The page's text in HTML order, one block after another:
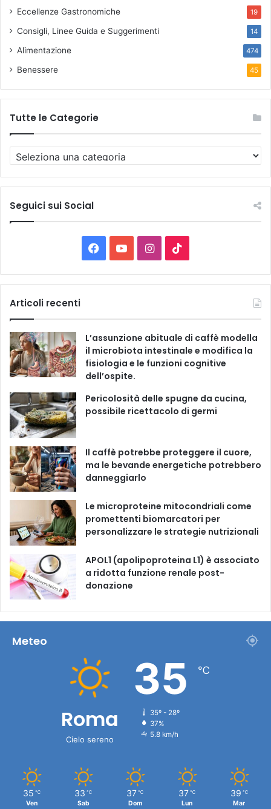
Eccellenze Gastronomiche 19
Consigli, Linee Guida e Suggerimenti 14
Alimentazione 474
Benessere 45
Tutte le Categorie
u
t
e
o
r
i
e
Seguici sui Social
a
e
b
o
o
k
o
T
u
b
e
I
n
t
a
g
r
a
i
T
o
k
Articoli recenti
L’assunzione abituale di caffè modella
il microbiota intestinale e modifica la
fisiologia e le funzioni cognitive
dell’ospite.
Pericolosità delle spugne da cucina,
possibile ricettacolo di germi
Il caffè potrebbe proteggere il cuore,
ma le bevande energetiche potrebbero
danneggiarlo
Le microproteine ​​mitocondriali come
promettenti biomarcatori per
personalizzare le strategie nutrizionali
APOL1 (apolipoproteina L1) è associato
a ridotta funzione renale post-
donazione
Meteo
Roma
Cielo sereno
35 ℃
35º - 28º
37%
5.8 km/h
35 ℃
Ven
33 ℃
Sab
37 ℃
Dom
37 ℃
Lun
39 ℃
Mar